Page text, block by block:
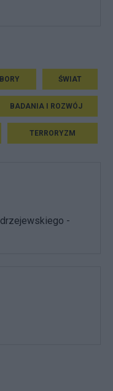
ŚWIAT
BADANIA I ROZWÓJ
TERRORYZM
-